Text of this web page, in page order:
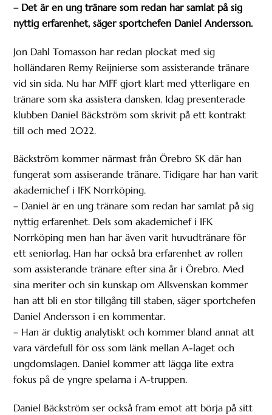
– Det är en ung tränare som redan har samlat på sig
nyttig erfarenhet, säger sportchefen Daniel Andersson.
Jon Dahl Tomasson har redan plockat med sig
holländaren Remy Reijnierse som assisterande tränare
vid sin sida. Nu har MFF gjort klart med ytterligare en
tränare som ska assistera dansken. Idag presenterade
klubben Daniel Bäckström som skrivit på ett kontrakt
till och med 2022.
Bäckström kommer närmast från Örebro SK där han
fungerat som assiserande tränare. Tidigare har han varit
akademichef i IFK Norrköping.
– Daniel är en ung tränare som redan har samlat på sig
nyttig erfarenhet. Dels som akademichef i IFK
Norrköping men han har även varit huvudtränare för
ett seniorlag. Han har också bra erfarenhet av rollen
som assisterande tränare efter sina år i Örebro. Med
sina meriter och sin kunskap om Allsvenskan kommer
han att bli en stor tillgång till staben, säger sportchefen
Daniel Andersson i en kommentar.
– Han är duktig analytiskt och kommer bland annat att
vara värdefull för oss som länk mellan A-laget och
ungdomslagen. Daniel kommer att lägga lite extra
fokus på de yngre spelarna i A-truppen.
Daniel Bäckström ser också fram emot att börja på sitt